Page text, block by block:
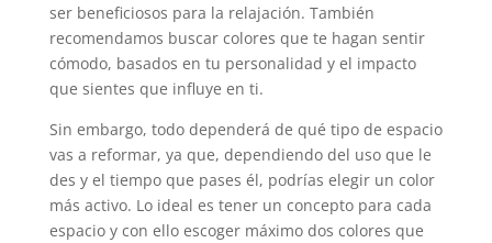
ser beneficiosos para la relajación. También
recomendamos buscar colores que te hagan sentir
cómodo, basados en tu personalidad y el impacto
que sientes que influye en ti.
Sin embargo, todo dependerá de qué tipo de espacio
vas a reformar, ya que, dependiendo del uso que le
des y el tiempo que pases él, podrías elegir un color
más activo. Lo ideal es tener un concepto para cada
espacio y con ello escoger máximo dos colores que